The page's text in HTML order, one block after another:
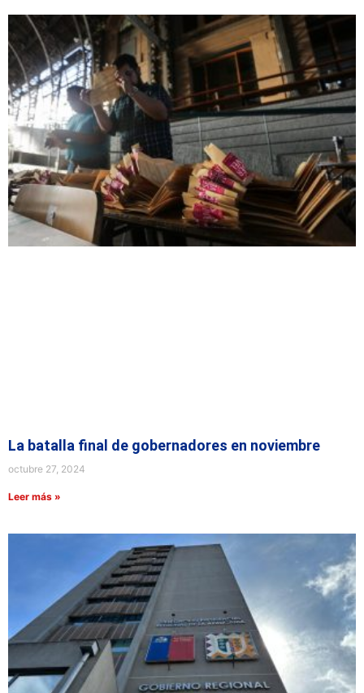
La batalla final de gobernadores en noviembre
octubre 27, 2024
Leer más »